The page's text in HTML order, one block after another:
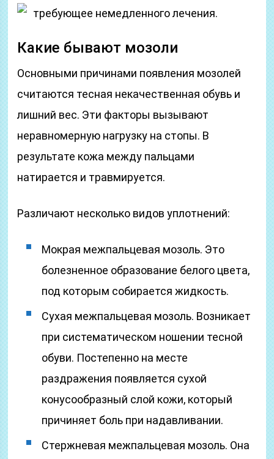
требующее немедленного лечения.
Какие бывают мозоли
Основными причинами появления мозолей
считаются тесная некачественная обувь и
лишний вес. Эти факторы вызывают
неравномерную нагрузку на стопы. В
результате кожа между пальцами
натирается и травмируется.
Различают несколько видов уплотнений:
Мокрая межпальцевая мозоль. Это
болезненное образование белого цвета,
под которым собирается жидкость.
Сухая межпальцевая мозоль. Возникает
при систематическом ношении тесной
обуви. Постепенно на месте
раздражения появляется сухой
конусообразный слой кожи, который
причиняет боль при надавливании.
Стержневая межпальцевая мозоль. Она